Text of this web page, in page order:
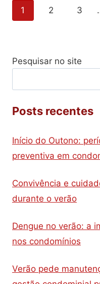
Navegação
1 2 3
Pesquisar no site
Posts recentes
Início do Outono:
preventiva em
Convivência e
durante o verão
Dengue no verão: a
nos condomínios
Verão pede